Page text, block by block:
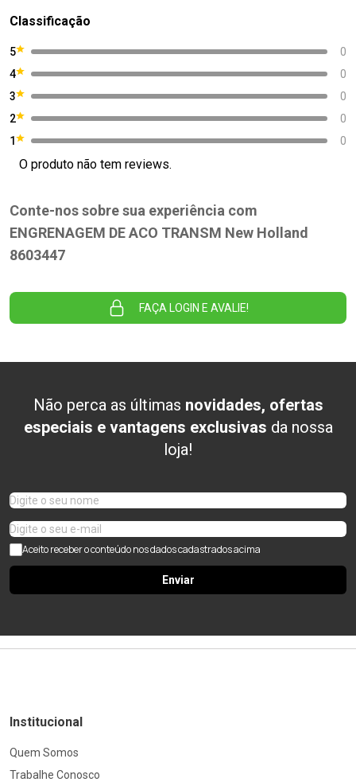
Classificação
5
0
4
0
3
0
2
0
1
0
O produto não tem reviews.
Conte-nos sobre sua experiência com
ENGRENAGEM DE ACO TRANSM New Holland
8603447
FAÇA LOGIN E AVALIE!
Não perca as últimas novidades, ofertas
especiais e vantagens exclusivas da nossa
loja!
Aceito receber o conteúdo nos dados cadastrados acima
Enviar
Institucional
Quem Somos
Trabalhe Conosco